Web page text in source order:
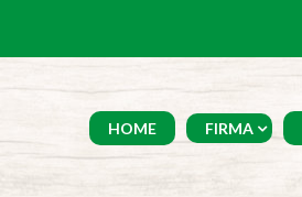
HOME FIRMA